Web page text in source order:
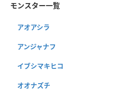
モンスター一覧
アオアシラ
アンジャナフ
イブシマキヒコ
オオナズチ